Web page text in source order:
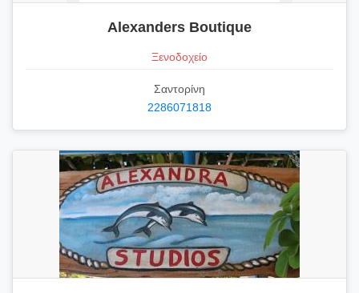
Alexanders Boutique
Ξενοδοχείο
Σαντορίνη
2286071818